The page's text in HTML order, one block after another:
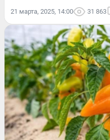
21 марта, 2025, 14:00 31 863